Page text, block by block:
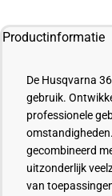
Productinformatie
De Husqvarna
gebruik.
professionele
gecombineerd
uitzonderlijk
van